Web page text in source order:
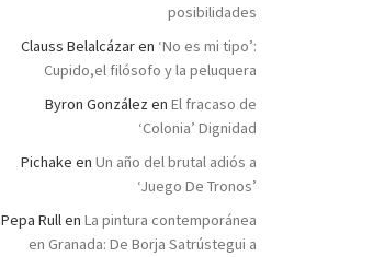
posibilidades
Clauss Belalcázaren ‘No es mi tipo’:
Cupido,el filósofo y la peluquera
Byron González en El fracaso de
‘Colonia’ Dignidad
Pichake en Un año del brutal adiós a
‘Juego De Tronos’
Pepa Rullen La pintura contemporánea
en Granada: De Borja Satrústegui a